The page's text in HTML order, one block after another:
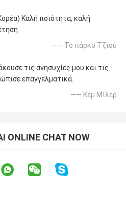
Καλή ποιότητα, καλή
—— Το πάρκο Τζιού
τις ανησυχίες μου και τις
επαγγελματικά.
—— Κεμ Μίλερ
ONLINE CHAT NOW